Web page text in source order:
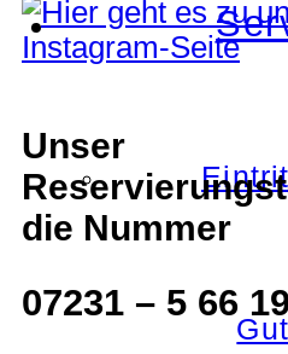
Unser
die Nummer
07231 – 5 66